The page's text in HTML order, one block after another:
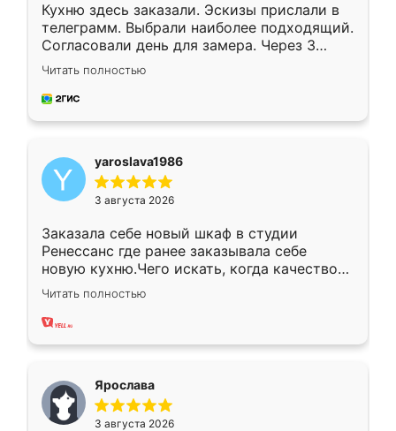
Кухню здесь заказали. Эскизы прислали в
телеграмм. Выбрали наиболее подходящий.
Согласовали день для замера. Через 3
недели кухня была уже готова. Остались
довольны работой. Спасибо Ренессанс
мебель за качественную работу!
Читать полностью
yaroslava1986
3 августа 2026
Заказала себе новый шкаф в студии
Ренессанс где ранее заказывала себе
новую кухню.Чего искать, когда качеством
вполне довольна. Служит кухня уже почти
два года, нареканий нет.
Читать полностью
Ярослава
3 августа 2026